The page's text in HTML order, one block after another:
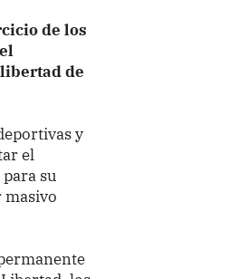
de los
de
y
el
su
masivo